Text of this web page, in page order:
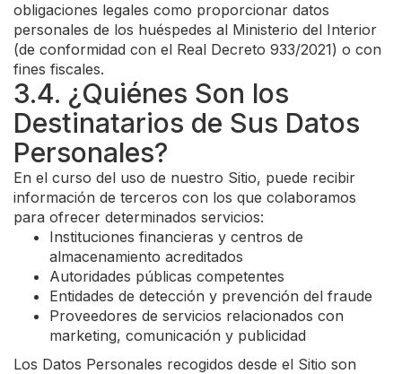
obligaciones legales como proporcionar datos
personales de los huéspedes al Ministerio del Interior
(de conformidad con el Real Decreto 933/2021) o con
fines fiscales.
3.4. ¿Quiénes Son los
Destinatarios de Sus Datos
Personales?
En el curso del uso de nuestro Sitio, puede recibir
información de terceros con los que colaboramos
para ofrecer determinados servicios:
Instituciones financieras y centros de
almacenamiento acreditados
Autoridades públicas competentes
Entidades de detección y prevención del fraude
Proveedores de servicios relacionados con
marketing, comunicación y publicidad
Los Datos Personales recogidos desde el Sitio son